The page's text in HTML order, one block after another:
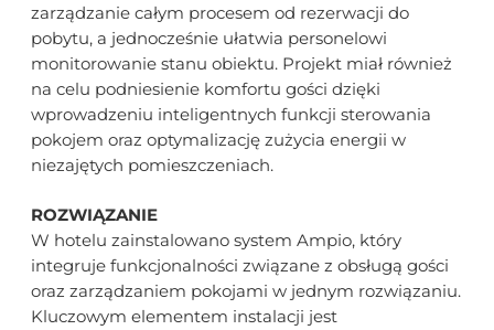
zarządzanie całym procesem od rezerwacji do
pobytu, a jednocześnie ułatwia personelowi
monitorowanie stanu obiektu. Projekt miał również
na celu podniesienie komfortu gości dzięki
wprowadzeniu inteligentnych funkcji sterowania
pokojem oraz optymalizację zużycia energii w
niezajętych pomieszczeniach.
ROZWIĄZANIE
W hotelu zainstalowano system Ampio, który
integruje funkcjonalności związane z obsługą gości
oraz zarządzaniem pokojami w jednym rozwiązaniu.
Kluczowym elementem instalacji jest